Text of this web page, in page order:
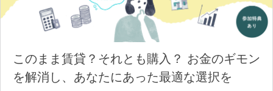
このまま賃貸？それとも購入？ お金のギモン
を解消し、あなたにあった最適な選択を